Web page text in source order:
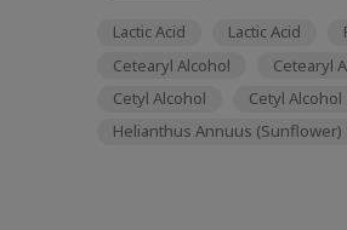
Lactic Acid Lactic Acid
Cetearyl Alcohol
Cetearyl
Cetyl Alcohol
Cetyl Alcohol
Helianthus Annuus (Sunflower)